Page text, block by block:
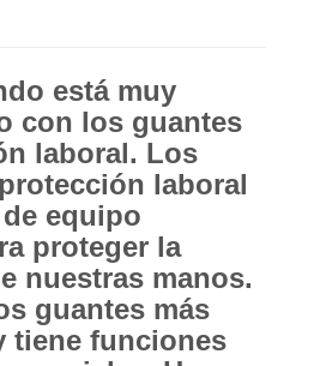
está muy
con los guantes
laboral. Los
laboral
equipo
proteger la
nuestras manos.
guantes más
tiene funciones